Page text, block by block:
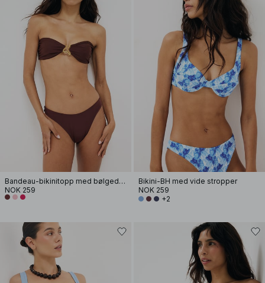
Bandeau-bikinitopp med bølgedesign
NOK 259
Bikini-BH med vide stropper
NOK 259
+2